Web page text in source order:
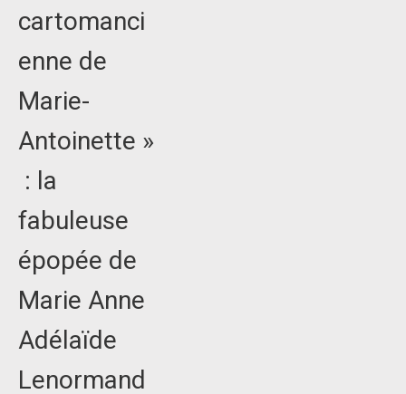
cartomanci
enne de
Marie-
Antoinette »
: la
fabuleuse
épopée de
Marie Anne
Adélaïde
Lenormand